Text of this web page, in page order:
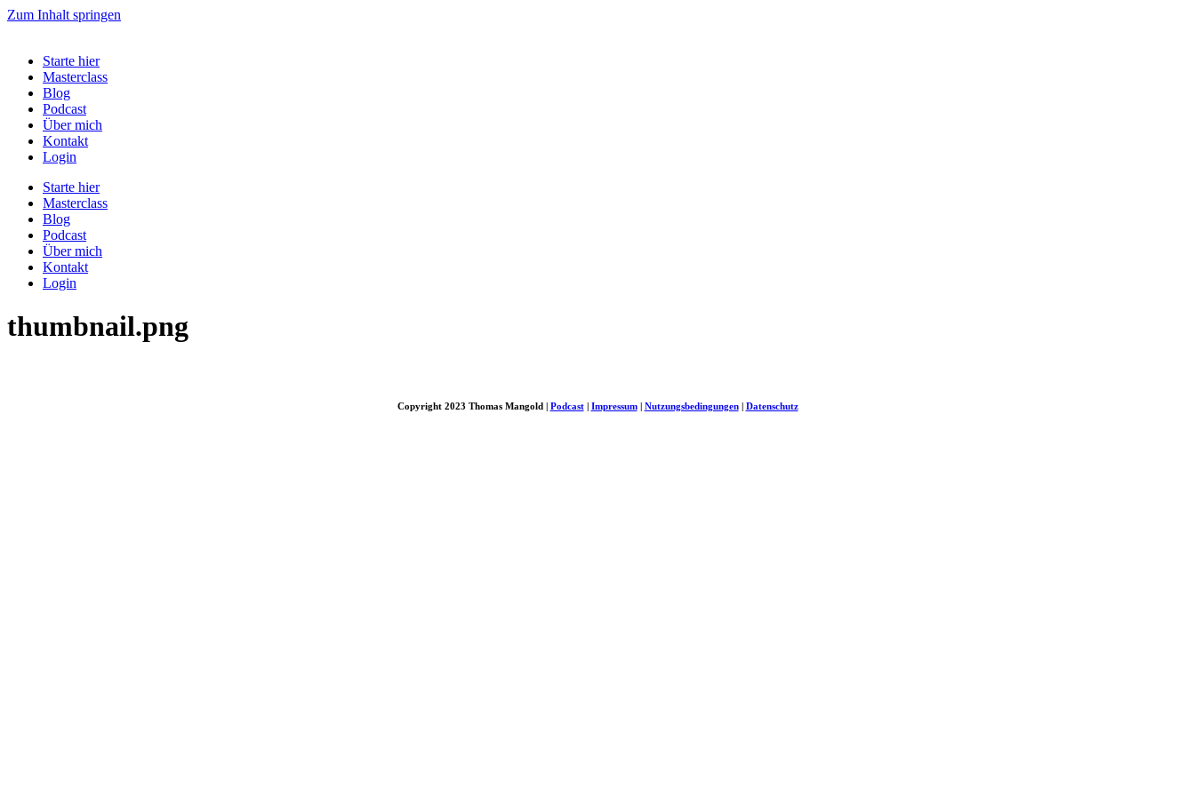
Zum Inhalt springen
Starte hier
Masterclass
Blog
Podcast
Über mich
Kontakt
Login
Starte hier
Masterclass
Blog
Podcast
Über mich
Kontakt
Login
thumbnail.png
Copyright 2023 Thomas Mangold | Podcast| Impressum| Nutzungsbedingungen| Datenschutz